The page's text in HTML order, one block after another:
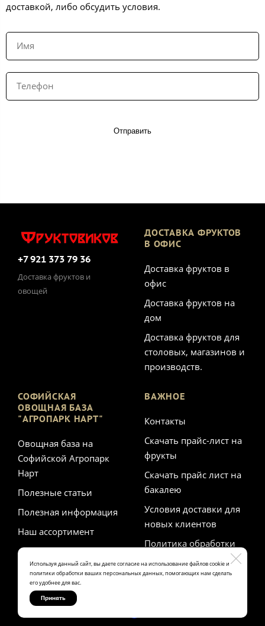
Используя данный сайт, вы даете согласие на использование файлов cookie и
политики обработки ваших персональных данных, помогающих нам сделать
его удобнее для вас.
Принять
доставкой, либо обсудить условия.
Отправить
+7 921 373 79 36
Доставка фруктов и
овощей
ДОСТАВКА ФРУКТОВ
В ОФИС
Доставка фруктов в
офис
Доставка фруктов на
дом
Доставка фруктов для
столовых, магазинов и
производств.
СОФИЙСКАЯ
ОВОЩНАЯ БАЗА
"АГРОПАРК НАРТ"
Овощная база на
Софийской Агропарк
Нарт
Полезные статьи
Полезная информация
Наш ассортимент
ВАЖНОЕ
Контакты
Скачать прайс-лист на
фрукты
Скачать прайс лист на
бакалею
Условия доставки для
новых клиентов
Политика обработки
персональных данных